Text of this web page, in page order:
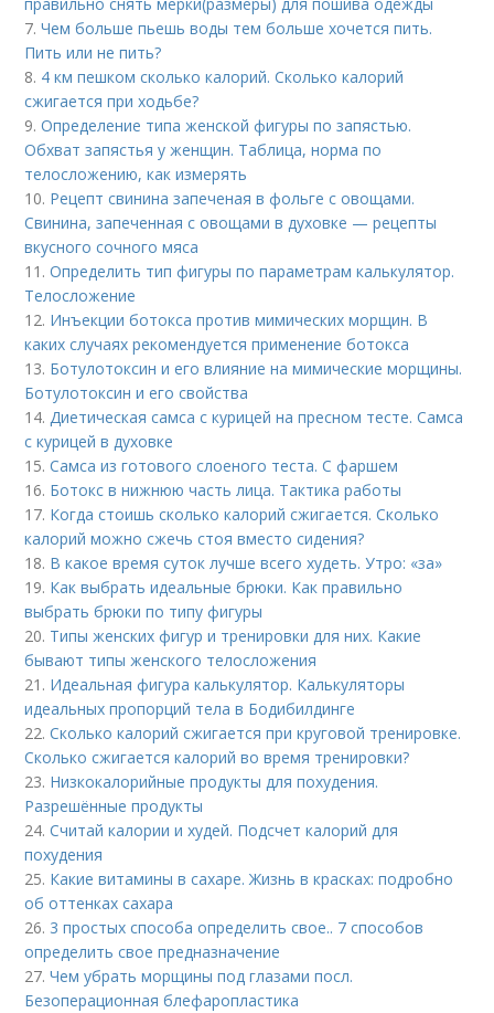
7.Чем больше пьешь воды тем больше хочется пить.
Пить или не пить?
8. 4 км пешком сколько калорий. Сколько калорий
сжигается при ходьбе?
9.Определение типа женской фигуры по запястью.
Обхват запястья у женщин. Таблица, норма по
телосложению, как измерять
10. Рецепт свинина запеченая в фольге с овощами.
Свинина, запеченная с овощами в духовке — рецепты
вкусного сочного мяса
11.Определить тип фигуры по параметрам калькулятор.
Телосложение
12. Инъекции ботокса против мимических морщин. В
каких случаях рекомендуется применение ботокса
13. Ботулотоксин и его влияние на мимические морщины.
Ботулотоксин и его свойства
14.Диетическая самса с курицей на пресном тесте. Самса
с курицей в духовке
15.Самса из готового слоеного теста. С фаршем
16. Ботокс в нижнюю часть лица. Тактика работы
17. Когда стоишь сколько калорий сжигается. Сколько
калорий можно сжечь стоя вместо сидения?
18. В какое время суток лучше всего худеть. Утро: «за»
19. Как выбрать идеальные брюки. Как правильно
выбрать брюки по типу фигуры
20. Типы женских фигур и тренировки для них. Какие
бывают типы женского телосложения
21. Идеальная фигура калькулятор. Калькуляторы
идеальных пропорций тела в Бодибилдинге
22.Сколько калорий сжигается при круговой тренировке.
Сколько сжигается калорий во время тренировки?
23. Низкокалорийные продукты для похудения.
Разрешённые продукты
24.Считай калории и худей. Подсчет калорий для
похудения
25. Какие витамины в сахаре. Жизнь в красках: подробно
об оттенках сахара
26. 3 простых способа определить свое.. 7 способов
определить свое предназначение
27.Чем убрать морщины под глазами посл.
Безоперационная блефаропластика